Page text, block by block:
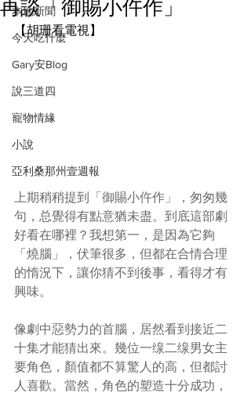
本地新聞
今天吃什麼
Gary安Blog
說三道四
寵物情緣
小說
亞利桑那州壹週報
再談「御賜小仵作」
【胡珊看電視】
上期稍稍提到「御賜小仵作」，匆匆幾
句，总覺得有點意猶未盡。到底這部劇
好看在哪裡？我想第一，是因為它夠
「燒腦」，伏筆很多，但都在合情合理
的惰況下，讓你猜不到後事，看得才有
興味。
像劇中惡勢力的首腦，居然看到接近二
十集才能猜出來。幾位一缐二缐男女主
要角色，顏值都不算驚人的高，但都討
人喜歡。當然，角色的塑造十分成功，